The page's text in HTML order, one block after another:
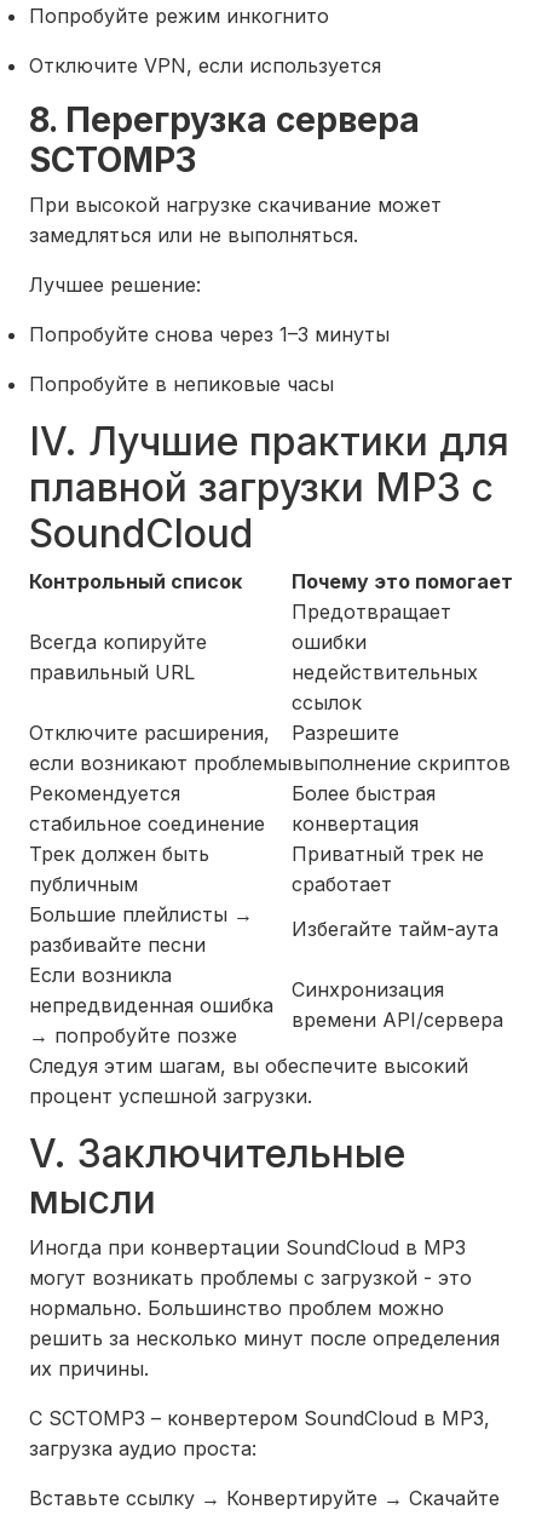
Попробуйте режим инкогнито
Отключите VPN, если используется
8. Перегрузка сервера
SCTOMP3
При высокой нагрузке скачивание может
замедляться или не выполняться.
Лучшее решение:
Попробуйте снова через 1–3 минуты
Попробуйте в непиковые часы
IV. Лучшие практики для
плавной загрузки MP3 с
SoundCloud
Контрольный список Почему это помогает
Всегда копируйте
правильный URL
Предотвращает
ошибки
недействительных
ссылок
Отключите расширения,
если возникают проблемы
Разрешите
выполнение скриптов
Рекомендуется
стабильное соединение
Более быстрая
конвертация
Трек должен быть
публичным
Приватный трек не
сработает
Большие плейлисты →
разбивайте песни
Избегайте тайм-аута
Если возникла
непредвиденная ошибка
→ попробуйте позже
Синхронизация
времени API/сервера
Следуя этим шагам, вы обеспечите высокий
процент успешной загрузки.
V. Заключительные
мысли
Иногда при конвертации SoundCloud в MP3
могут возникать проблемы с загрузкой - это
нормально. Большинство проблем можно
решить за несколько минут после определения
их причины.
С SCTOMP3 – конвертером SoundCloud в MP3,
загрузка аудио проста:
Вставьте ссылку → Конвертируйте → Скачайте